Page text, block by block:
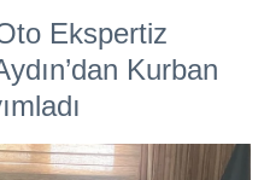
Ekspertiz
Kurban